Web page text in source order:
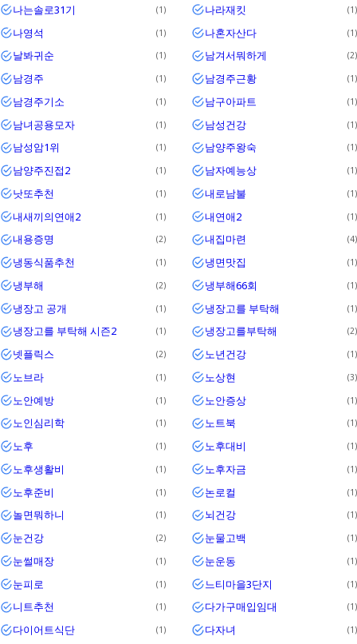
나는솔로31기 1 나라재킷 1
나영석 1 나혼자산다 1
날봐귀순 1 남겨서뭐하게 2
남경주 1 남경주근황 1
남경주기소 1 남구아파트 1
남녀공용모자 1 남성건강 1
남성암1위 1 남양주왕숙 1
남양주진접2 1 남자예능상 1
낫또추천 1 내로남불 1
내새끼의연애2 1 내연애2 1
내용증명 2 내집마련 4
냉동식품추천 1 냉면맛집 1
냉부해 2 냉부해66회 1
냉장고 공개 1 냉장고를 부탁해 1
냉장고를 부탁해 시즌2 1 냉장고를부탁해 2
넷플릭스 2 노년건강 1
노브라 1 노상현 3
노안예방 1 노안증상 1
노인심리학 1 노트북 1
노후 1 노후대비 1
노후생활비 1 노후자금 1
노후준비 1 논로컬 1
놀면뭐하니 1 뇌건강 1
눈건강 2 눈물고백 1
눈썰매장 1 눈운동 1
눈피로 1 느티마을3단지 1
니트추천 1 다가구매입임대 1
다이어트식단 1 다자녀 1